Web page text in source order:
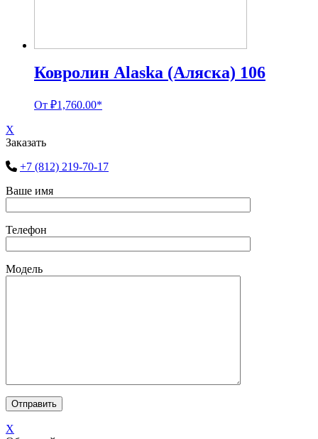
Ковролин Alaska (Аляска) 106
От ₽1,760.00*
X
Заказать
+7 (812) 219-70-17
Ваше имя
Телефон
Модель
X